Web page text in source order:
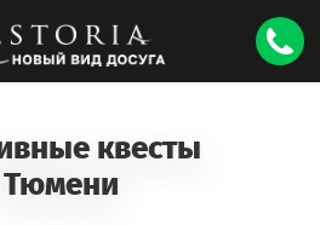
квесты
Тюмени